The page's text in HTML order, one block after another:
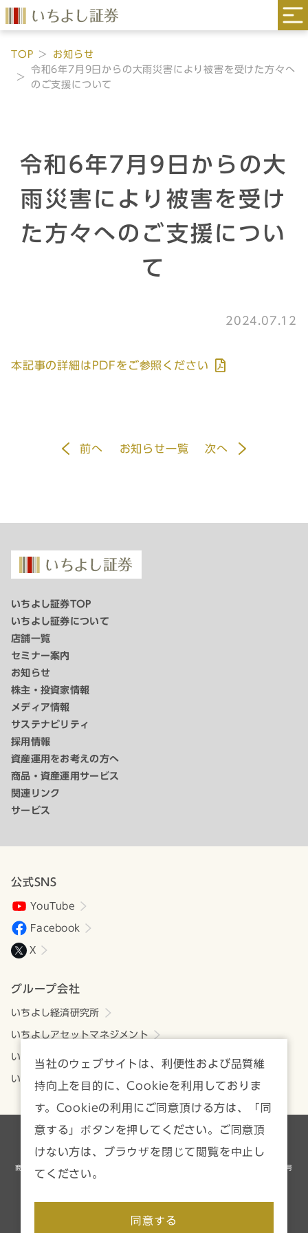
TOP
お知らせ
令和6年7月9日からの大雨災害により被害を受けた方々へ
のご支援について
令和6年7月9日からの大
雨災害により被害を受け
た方々へのご支援につい
て
2024.07.12
本記事の詳細はPDFをご参照ください
前へ お知らせ一覧 次へ
いちよし証券TOP
いちよし証券について
店舗一覧
セミナー案内
お知らせ
株主・投資家情報
メディア情報
サステナビリティ
採用情報
資産運用をお考えの方へ
商品・資産運用サービス
関連リンク
サービス
公式SNS
YouTube
Facebook
X
グループ会社
いちよし経済研究所
いちよしアセットマネジメント
いちよしビジネスサービス
いちよしIFA
各種方針・注意事項一覧 サイトマップ
商号等／いちよし証券株式会社 金融商品取引業者 関東財務局長（金商）第24号
当社のウェブサイトは、利便性および品質維
持向上を目的に、Cookieを利用しておりま
す。Cookieの利用にご同意頂ける方は、「同
意する」ボタンを押してください。ご同意頂
けない方は、ブラウザを閉じて閲覧を中止し
てください。
同意する